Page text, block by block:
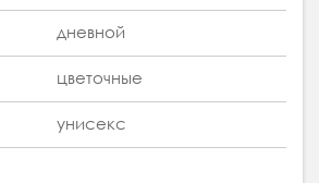
дневной
цветочные
унисекс